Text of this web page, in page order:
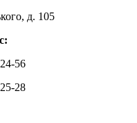
д. 105
56
28